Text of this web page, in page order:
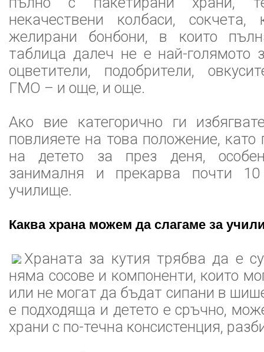
некачествени колбаси, сокчета,
желирани бонбони, в които
таблица далеч не е най-голямото
оцветители, подобрители,
ГМО – и още, и още.
Ако вие категорично ги
повлияете на това положение, като
на детето за през деня,
занималня и прекарва почти
училище.
Каква храна можем да слагаме за
Храната за кутия трябва да е
няма сосове и компоненти, които
или не могат да бъдат сипани в
е подходяща и детето е сръчно,
храни с по-течна консистенция,